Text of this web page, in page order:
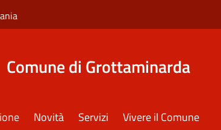
Comune di Grottaminarda
Novità Servizi Vivere il Comune